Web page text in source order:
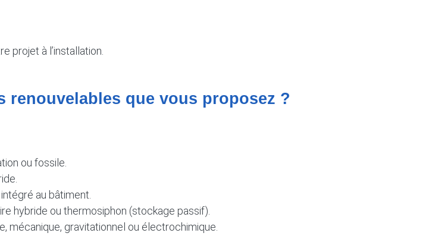
projet à l’installation.
renouvelables que vous proposez ?
ou fossile.
au bâtiment.
hybride ou thermosiphon (stockage passif).
mécanique, gravitationnel ou électrochimique.